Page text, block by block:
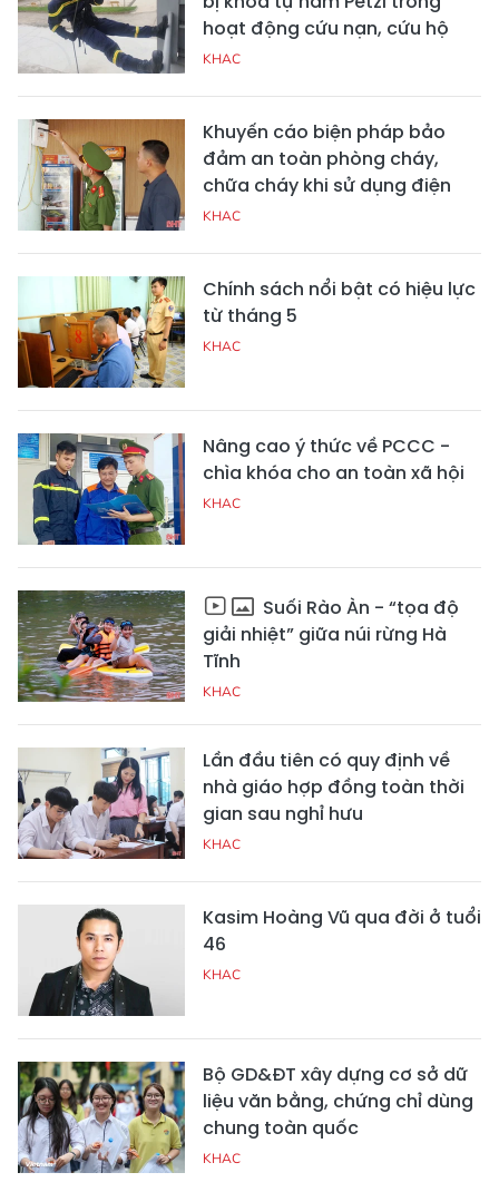
hoạt động cứu nạn, cứu hộ
KHAC
Khuyến cáo biện pháp bảo
đảm an toàn phòng cháy,
chữa cháy khi sử dụng điện
KHAC
Chính sách nổi bật có hiệu lực
từ tháng 5
KHAC
Nâng cao ý thức về PCCC -
chìa khóa cho an toàn xã hội
KHAC
Suối Rào Àn - “tọa độ
giải nhiệt” giữa núi rừng Hà
Tĩnh
KHAC
Lần đầu tiên có quy định về
nhà giáo hợp đồng toàn thời
gian sau nghỉ hưu
KHAC
Kasim Hoàng Vũ qua đời ở tuổi
46
KHAC
Bộ GD&ĐT xây dựng cơ sở dữ
liệu văn bằng, chứng chỉ dùng
chung toàn quốc
KHAC